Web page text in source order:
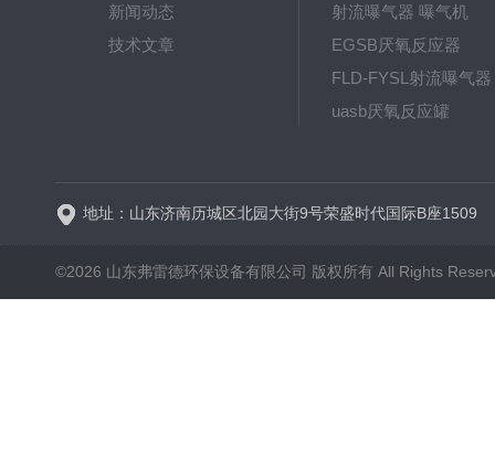
新闻动态
技术文章
射流曝气器 曝气机
EGSB厌氧反应器
FLD-FYSL射流曝气器
uasb厌氧反应罐
地址：山东济南历城区北园大街9号荣盛时代国际B座1509
©2026 山东弗雷德环保设备有限公司 版权所有 All Rights